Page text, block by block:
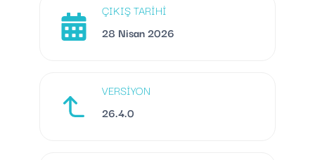
ÇIKIŞ TARIHI
28 Nisan 2026
VERSIYON
26.4.0